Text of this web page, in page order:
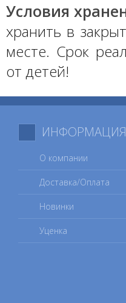
Условия
хранить в
месте. Срок
от детей!
ИНФОРМАЦИЯ
О компании
Доставка/Оплата
Новинки
Уценка